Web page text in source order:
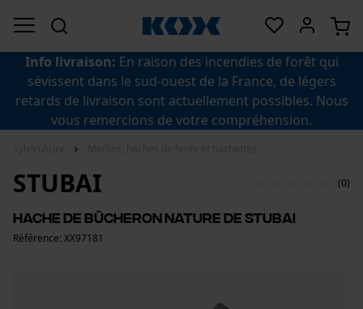
Info livraison: En raison des incendies de forêt qui
sévissent dans le sud-ouest de la France, de légers
retards de livraison sont actuellement possibles. Nous
vous remercions de votre compréhension.
STUBAI (0)
Hache de bûcheron Nature de Stubai
Référence: XX97181